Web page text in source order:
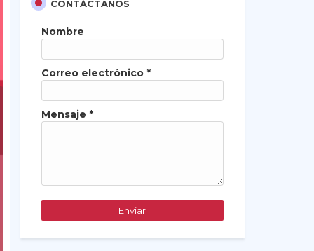
CONTÁCTANOS
Nombre
Correo electrónico *
Mensaje *